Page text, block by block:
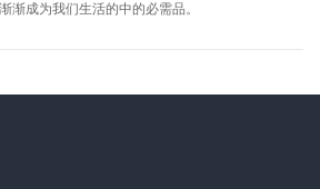
渐成为我们生活的中的必需品。